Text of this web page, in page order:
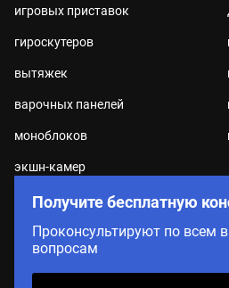
игровых приставок
гироскутеров
вытяжек
варочных панелей
моноблоков
экшн-камер
Получите бесплатную
Проконсультируют по всем
вопросам